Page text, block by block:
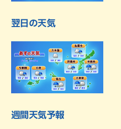
翌日の天気
週間天気予報